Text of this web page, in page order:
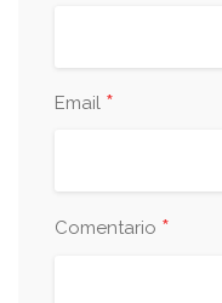
Email *
Comentario *